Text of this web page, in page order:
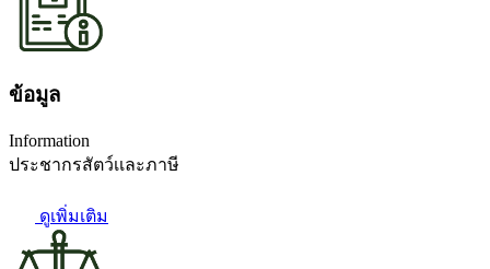
ข้อมูล
ประชากรสัตว์เเละภาษี
ดูเพิ่มเติม